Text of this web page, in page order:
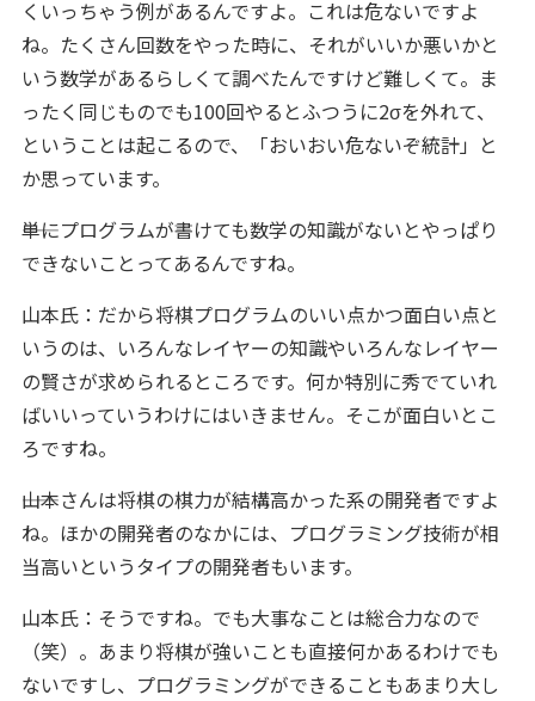
くいっちゃう例があるんですよ。これは危ないですよ
ね。たくさん回数をやった時に、それがいいか悪いかと
いう数学があるらしくて調べたんですけど難しくて。ま
ったく同じものでも100回やるとふつうに2σを外れて、
ということは起こるので、「おいおい危ないぞ統計」と
か思っています。
――単にプログラムが書けても数学の知識がないとやっぱり
できないことってあるんですね。
山本氏：だから将棋プログラムのいい点かつ面白い点と
いうのは、いろんなレイヤーの知識やいろんなレイヤー
の賢さが求められるところです。何か特別に秀でていれ
ばいいっていうわけにはいきません。そこが面白いとこ
ろですね。
――山本さんは将棋の棋力が結構高かった系の開発者ですよ
ね。ほかの開発者のなかには、プログラミング技術が相
当高いというタイプの開発者もいます。
山本氏：そうですね。でも大事なことは総合力なので
（笑）。あまり将棋が強いことも直接何かあるわけでも
ないですし、プログラミングができることもあまり大し